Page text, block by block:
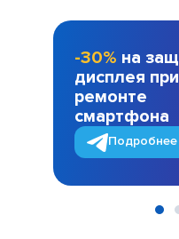
-30% на
дисплея при
ремонте
смартфона
Подробнее